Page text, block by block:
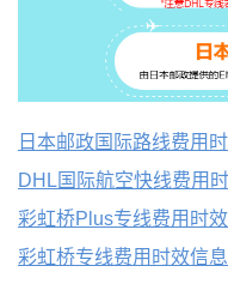
日本邮政国际路线费用
DHL国际航空快线费用
彩虹桥Plus专线费用时
彩虹桥专线费用时效信